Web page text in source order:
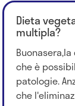
Dieta
multipla?
che è
patologie.
che